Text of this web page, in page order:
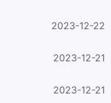
2023-12-22
2023-12-21
2023-12-21